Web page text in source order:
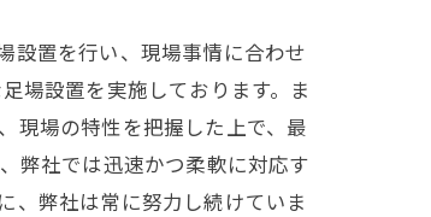
設置を行い、現場事情に合わせ
場設置を実施しております。ま
現場の特性を把握した上で、最
弊社では迅速かつ柔軟に対応す
、弊社は常に努力し続けていま